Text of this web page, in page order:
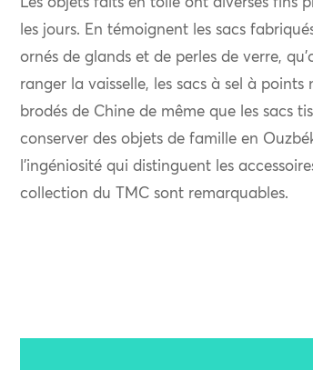
Les objets faits en toile ont diverses fins
les jours. En témoignent les sacs
ornés de glands et de perles de verre,
ranger la vaisselle, les sacs à sel à points
brodés de Chine de même que les sacs
conserver des objets de famille en
l’ingéniosité qui distinguent les
collection du TMC sont remarquables.